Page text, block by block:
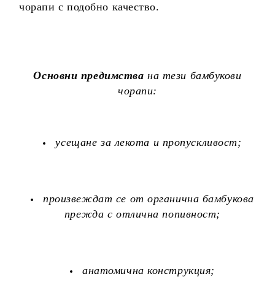
чорапи с подобно качество.
Основни предимства на тези бамбукови
чорапи:
усещане за лекота и пропускливост;
произвеждат се от органична бамбукова
прежда с отлична попивност;
анатомична конструкция;